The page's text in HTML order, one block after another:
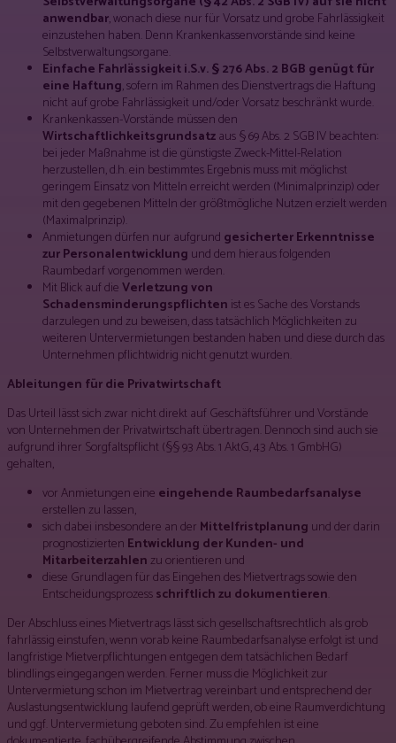
anwendbar, wonach diese nur für Vorsatz und grobe Fahrlässigkeit
einzustehen haben. Denn Krankenkassenvorstände sind keine
Selbstverwaltungsorgane.
Einfache Fahrlässigkeit i.S.v. § 276 Abs. 2 BGB genügt für
eine Haftung, sofern im Rahmen des Dienstvertrags die Haftung
nicht auf grobe Fahrlässigkeit und/oder Vorsatz beschränkt wurde.
Krankenkassen-Vorstände müssen den
Wirtschaftlichkeitsgrundsatzaus § 69 Abs. 2 SGB IV beachten:
bei jeder Maßnahme ist die günstigste Zweck-Mittel-Relation
herzustellen, d.h. ein bestimmtes Ergebnis muss mit möglichst
geringem Einsatz von Mitteln erreicht werden (Minimalprinzip) oder
mit den gegebenen Mitteln der größtmögliche Nutzen erzielt werden
(Maximalprinzip).
Anmietungen dürfen nur aufgrund gesicherter Erkenntnisse
zur Personalentwicklung und dem hieraus folgenden
Raumbedarf vorgenommen werden.
Mit Blick auf dieVerletzung von
Schadensminderungspflichten ist es Sache des Vorstands
darzulegen und zu beweisen, dass tatsächlich Möglichkeiten zu
weiteren Untervermietungen bestanden haben und diese durch das
Unternehmen pflichtwidrig nicht genutzt wurden.
Ableitungen für die Privatwirtschaft
Das Urteil lässt sich zwar nicht direkt auf Geschäftsführer und Vorstände
von Unternehmen der Privatwirtschaft übertragen. Dennoch sind auch sie
aufgrund ihrer Sorgfaltspflicht (§§ 93 Abs. 1 AktG, 43 Abs. 1 GmbHG)
gehalten,
vor Anmietungen eine eingehende Raumbedarfsanalyse
erstellen zu lassen,
sich dabei insbesondere an der Mittelfristplanung und der darin
prognostizierten Entwicklung der Kunden- und
Mitarbeiterzahlenzu orientieren und
diese Grundlagen für das Eingehen des Mietvertrags sowie den
Entscheidungsprozessschriftlich zu dokumentieren
Der Abschluss eines Mietvertrags lässt sich gesellschaftsrechtlich als grob
fahrlässig einstufen, wenn vorab keine Raumbedarfsanalyse erfolgt ist und
langfristige Mietverpflichtungen entgegen dem tatsächlichen Bedarf
blindlings eingegangen werden. Ferner muss die Möglichkeit zur
Untervermietung schon im Mietvertrag vereinbart und entsprechend der
Auslastungsentwicklung laufend geprüft werden, ob eine Raumverdichtung
und ggf. Untervermietung geboten sind. Zu empfehlen ist eine